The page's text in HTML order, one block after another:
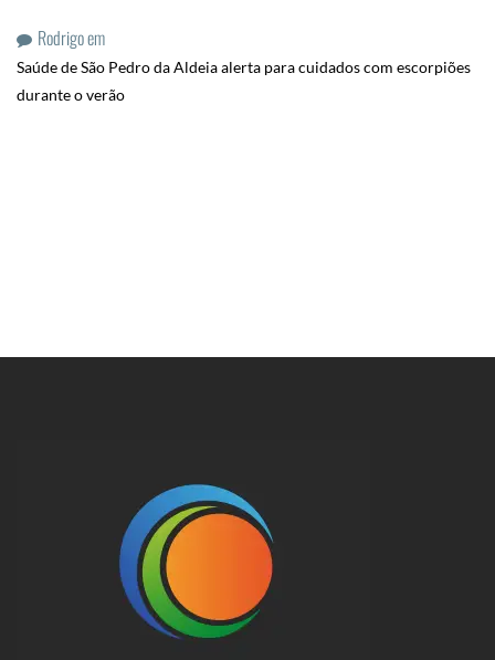
Rodrigoem
Saúde de São Pedro da Aldeia alerta para cuidados com escorpiões
durante o verão